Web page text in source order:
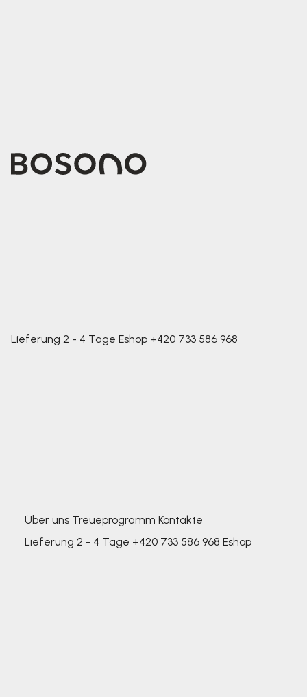
Lieferung 2 - 4 Tage Eshop +420 733 586 968
Über uns Treueprogramm Kontakte
Lieferung 2 - 4 Tage +420 733 586 968 Eshop